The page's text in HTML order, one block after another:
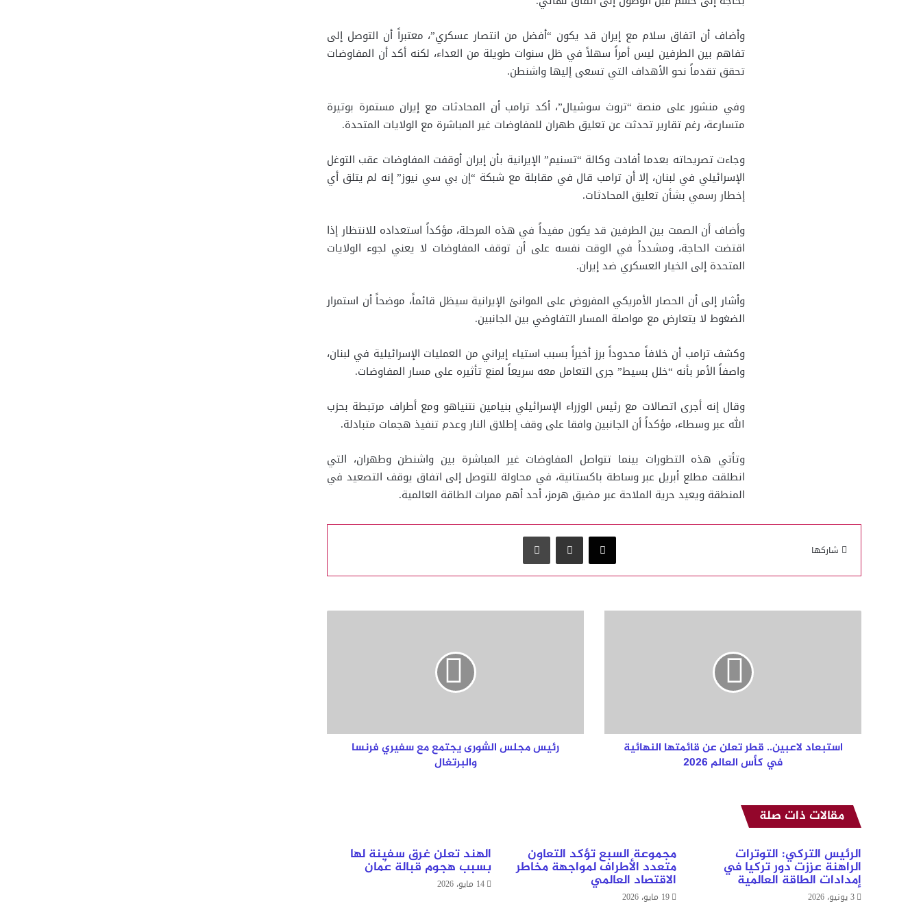
وأضاف أن اتفاق سلام مع إيران قد يكون “أفضل من انتصار عسكري”، معتبراً أن التوصل إلى
تفاهم بين الطرفين ليس أمراً سهلاً في ظل سنوات طويلة من العداء، لكنه أكد أن المفاوضات
تحقق تقدماً نحو الأهداف التي تسعى إليها واشنطن.
وفي منشور على منصة “تروث سوشيال”، أكد ترامب أن المحادثات مع إيران مستمرة بوتيرة
متسارعة، رغم تقارير تحدثت عن تعليق طهران للمفاوضات غير المباشرة مع الولايات المتحدة.
وجاءت تصريحاته بعدما أفادت وكالة “تسنيم” الإيرانية بأن إيران أوقفت المفاوضات عقب التوغل
الإسرائيلي في لبنان، إلا أن ترامب قال في مقابلة مع شبكة “إن بي سي نيوز” إنه لم يتلق أي
إخطار رسمي بشأن تعليق المحادثات.
وأضاف أن الصمت بين الطرفين قد يكون مفيداً في هذه المرحلة، مؤكداً استعداده للانتظار إذا
اقتضت الحاجة، ومشدداً في الوقت نفسه على أن توقف المفاوضات لا يعني لجوء الولايات
المتحدة إلى الخيار العسكري ضد إيران.
وأشار إلى أن الحصار الأمريكي المفروض على الموانئ الإيرانية سيظل قائماً، موضحاً أن استمرار
الضغوط لا يتعارض مع مواصلة المسار التفاوضي بين الجانبين.
وكشف ترامب أن خلافاً محدوداً برز أخيراً بسبب استياء إيراني من العمليات الإسرائيلية في لبنان،
واصفاً الأمر بأنه “خلل بسيط” جرى التعامل معه سريعاً لمنع تأثيره على مسار المفاوضات.
وقال إنه أجرى اتصالات مع رئيس الوزراء الإسرائيلي بنيامين نتنياهو ومع أطراف مرتبطة بحزب
الله عبر وسطاء، مؤكداً أن الجانبين وافقا على وقف إطلاق النار وعدم تنفيذ هجمات متبادلة.
وتأتي هذه التطورات بينما تتواصل المفاوضات غير المباشرة بين واشنطن وطهران، التي
انطلقت مطلع أبريل عبر وساطة باكستانية، في محاولة للتوصل إلى اتفاق يوقف التصعيد في
المنطقة ويعيد حرية الملاحة عبر مضيق هرمز، أحد أهم ممرات الطاقة العالمية.
شاركها
‫X مشاركة عبر البريد طباعة
استبعاد
كأس
العالم
استبعاد لاعبين.. قطر تعلن عن قائمتها النهائية
في كأس العالم 2026
رئيس
رئيس مجلس الشورى يجتمع مع سفيري فرنسا
والبرتغال
مقالات ذات صلة
الرئيس التركي: التوترات
الراهنة عززت دور تركيا في
إمدادات الطاقة العالمية
3 يونيو، 2026
مجموعة السبع تؤكد التعاون
متعدد الأطراف لمواجهة مخاطر
الاقتصاد العالمي
19 مايو، 2026
الهند تعلن غرق سفينة لها
بسبب هجوم قبالة عُمان
14 مايو، 2026